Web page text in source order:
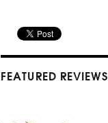
FEATURED REVIEWS